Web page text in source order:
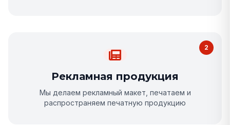
2
Рекламная продукция
Мы делаем рекламный макет, печатаем и
распространяем печатную продукцию